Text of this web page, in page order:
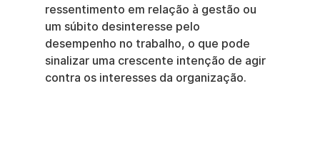
ressentimento em relação à gestão ou
um súbito desinteresse pelo
desempenho no trabalho, o que pode
sinalizar uma crescente intenção de agir
contra os interesses da organização.